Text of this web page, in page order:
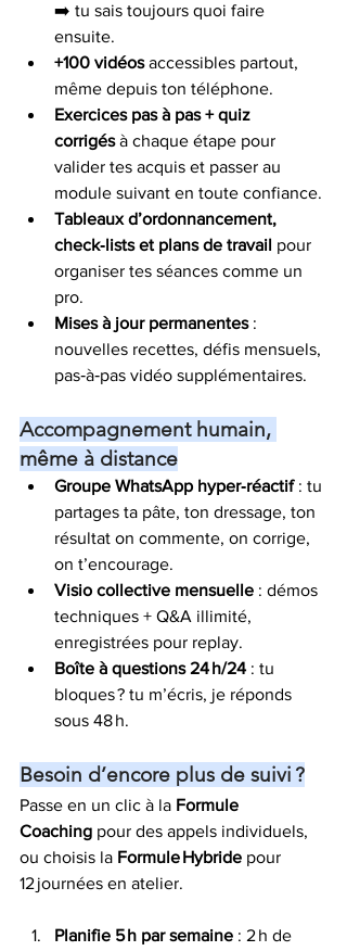
➡️ tu sais toujours quoi faire
ensuite.
+100 vidéos accessibles partout,
même depuis ton téléphone.
Exercices pas à pas + quiz
corrigés à chaque étape pour
valider tes acquis et passer au
module suivant en toute confiance.
Tableaux d’ordonnancement,
check‑lists et plans de travail pour
organiser tes séances comme un
pro.
Mises à jour permanentes :
nouvelles recettes, défis mensuels,
pas‑à‑pas vidéo supplémentaires.
Accompagnement humain,
même à distance
Groupe WhatsApp hyper‑réactif : tu
partages ta pâte, ton dressage, ton
résultat on commente, on corrige,
on t’encourage.
Visio collective mensuelle : démos
techniques + Q&A illimité,
enregistrées pour replay.
Boîte à questions 24 h/24 : tu
bloques ? tu m’écris, je réponds
sous 48 h.
Besoin d’encore plus de suivi ?
Passe en un clic à la Formule
Coaching pour des appels individuels,
ou choisis la Formule Hybride pour
12 journées en atelier.
Planifie 5 h par semaine : 2 h de